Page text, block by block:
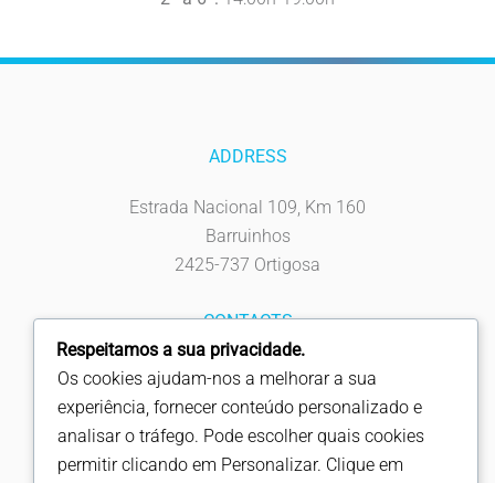
ADDRESS
Estrada Nacional 109, Km 160
Barruinhos
2425-737 Ortigosa
CONTACTS
Tel: 244 619 930
Fax: 244 619 939
info@fapicentro.pt
Respeitamos a sua privacidade.
Os cookies ajudam-nos a melhorar a sua
experiência, fornecer conteúdo personalizado e
analisar o tráfego. Pode escolher quais cookies
permitir clicando em Personalizar. Clique em